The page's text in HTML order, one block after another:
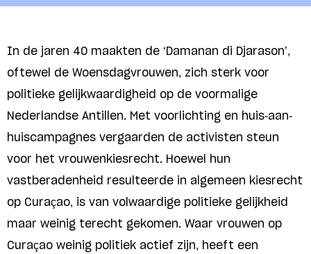
In de jaren 40 maakten de ‘Damanan di Djarason’,
oftewel de Woensdagvrouwen, zich sterk voor
politieke gelijkwaardigheid op de voormalige
Nederlandse Antillen. Met voorlichting en huis-aan-
huiscampagnes vergaarden de activisten steun
voor het vrouwenkiesrecht. Hoewel hun
vastberadenheid resulteerde in algemeen kiesrecht
op Curaçao, is van volwaardige politieke gelijkheid
maar weinig terecht gekomen. Waar vrouwen op
Curaçao weinig politiek actief zijn, heeft een